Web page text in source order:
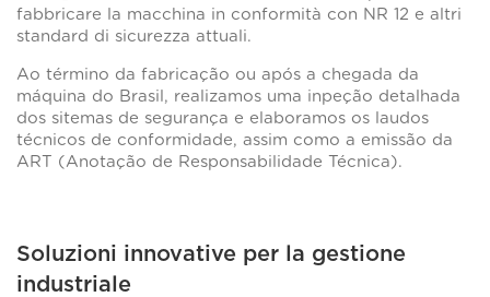
fabbricare la macchina in conformità con NR 12 e altri
standard di sicurezza attuali.
Ao término da fabricação ou após a chegada da
máquina do Brasil, realizamos uma inpeção detalhada
dos sitemas de segurança e elaboramos os laudos
técnicos de conformidade, assim como a emissão da
ART (Anotação de Responsabilidade Técnica).
Soluzioni innovative per la gestione
industriale